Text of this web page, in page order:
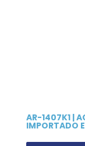
AR-1407K1 |
IMPORTADO